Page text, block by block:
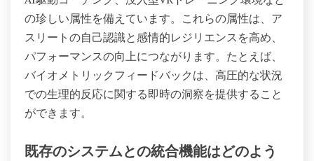
の珍しい属性を備えています。これらの属性は、ア
スリートの自己認識と感情的レジリエンスを高め、
パフォーマンスの向上につながります。たとえば、
バイオメトリックフィードバックは、高圧的な状況
での生理的反応に関する即時の洞察を提供すること
ができます。
既存のシステムとの統合機能はどのよう